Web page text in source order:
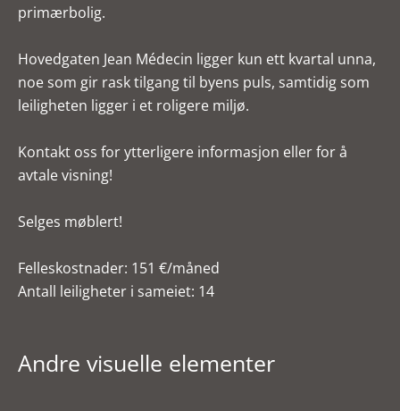
primærbolig.
Hovedgaten Jean Médecin ligger kun ett kvartal unna,
noe som gir rask tilgang til byens puls, samtidig som
leiligheten ligger i et roligere miljø.
Kontakt oss for ytterligere informasjon eller for å
avtale visning!
Selges møblert!
Felleskostnader: 151 €/måned
Antall leiligheter i sameiet: 14
Andre visuelle elementer